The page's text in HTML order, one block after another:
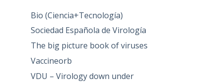
Bio (Ciencia+Tecnología)
Sociedad Española de Virología
The big picture book of viruses
Vaccineorb
VDU – Virology down under